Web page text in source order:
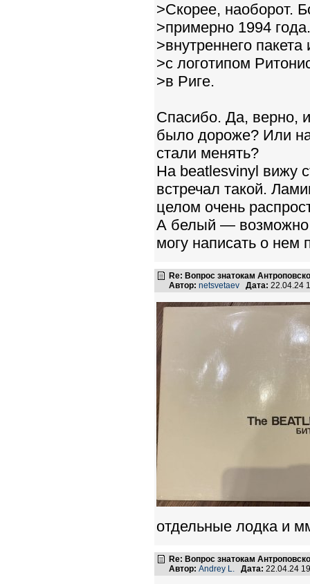
>Скорее, наоборот.
>примерно 1994
>внутреннего
>с логотипом
>в Риге.
Спасибо. Да, верно,
было дороже? Или
стали менять?
На beatlesvinyl вижу
встречал такой.
целом очень
А белый — возможно,
могу написать о нем
Re: Вопрос знатокам
Автор: netsvetaev Дата: 22.04.24
отдельные лодка и
Re: Вопрос знатокам
Автор: Andrey L. Дата: 22.04.24